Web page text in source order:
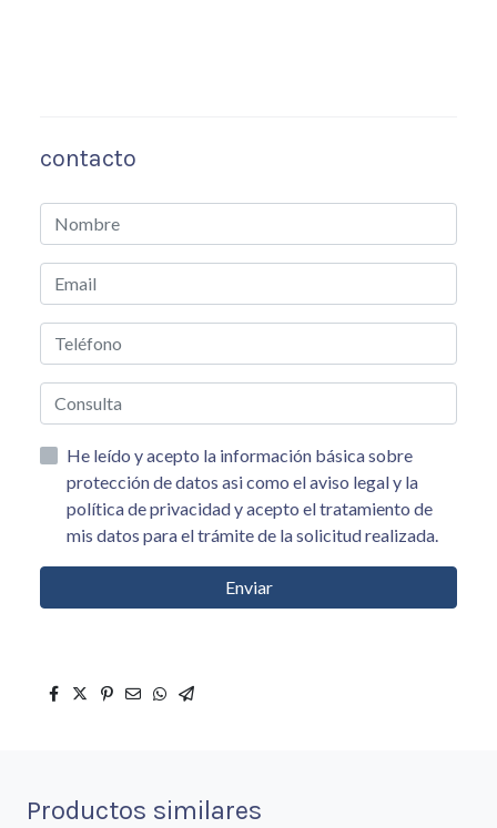
contacto
He leído y acepto la información básica sobre
protección de datos asi como el aviso legal y la
política de privacidad y acepto el tratamiento de
mis datos para el trámite de la solicitud realizada.
Enviar
Productos similares